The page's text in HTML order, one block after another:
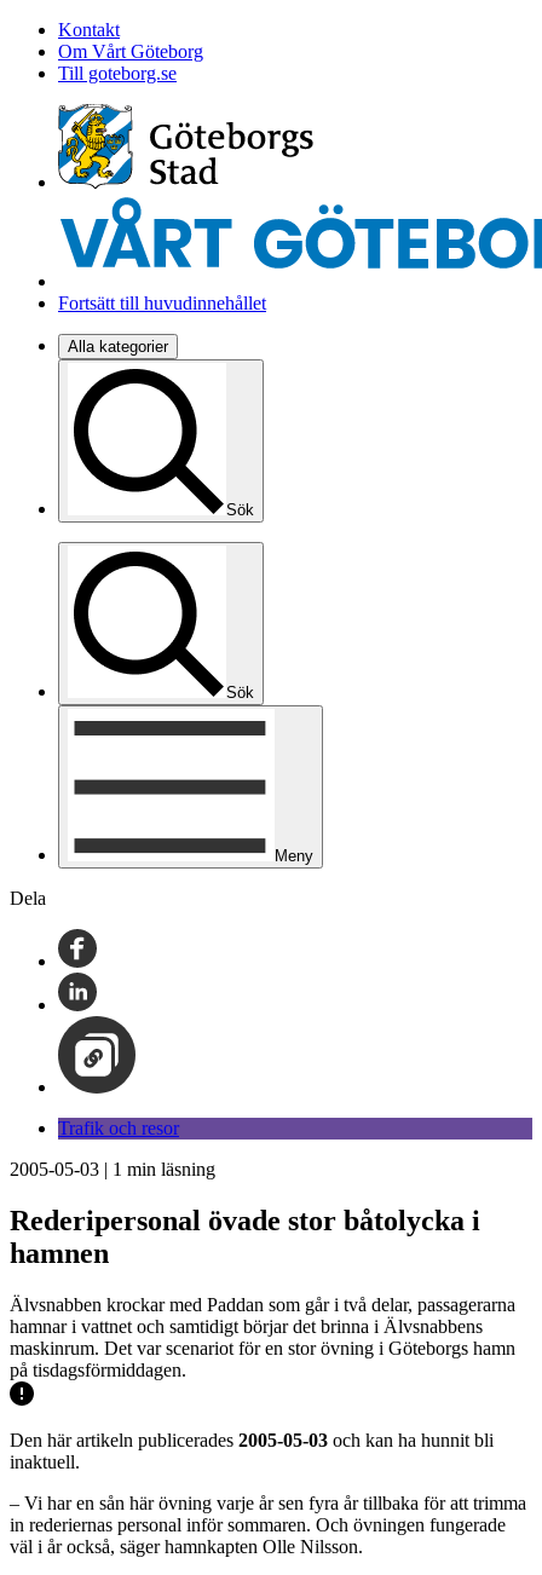
Kontakt
Om Vårt Göteborg
Till goteborg.se
Fortsätt till huvudinnehållet
Alla kategorier
Sök
Sök
Meny
Dela
Trafik och resor
2005-05-03 | 1 min läsning
Rederipersonal övade stor båtolycka i
hamnen
Älvsnabben krockar med Paddan som går i två delar, passagerarna
hamnar i vattnet och samtidigt börjar det brinna i Älvsnabbens
maskinrum. Det var scenariot för en stor övning i Göteborgs hamn
på tisdagsförmiddagen.
Den här artikeln publicerades 2005-05-03 och kan ha hunnit bli
inaktuell.
– Vi har en sån här övning varje år sen fyra år tillbaka för att trimma
in rederiernas personal inför sommaren. Och övningen fungerade
väl i år också, säger hamnkapten Olle Nilsson.